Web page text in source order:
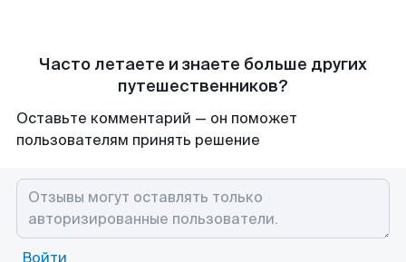
Часто летаете и знаете больше других
путешественников?
Оставьте комментарий — он поможет
пользователям принять решение
Войти